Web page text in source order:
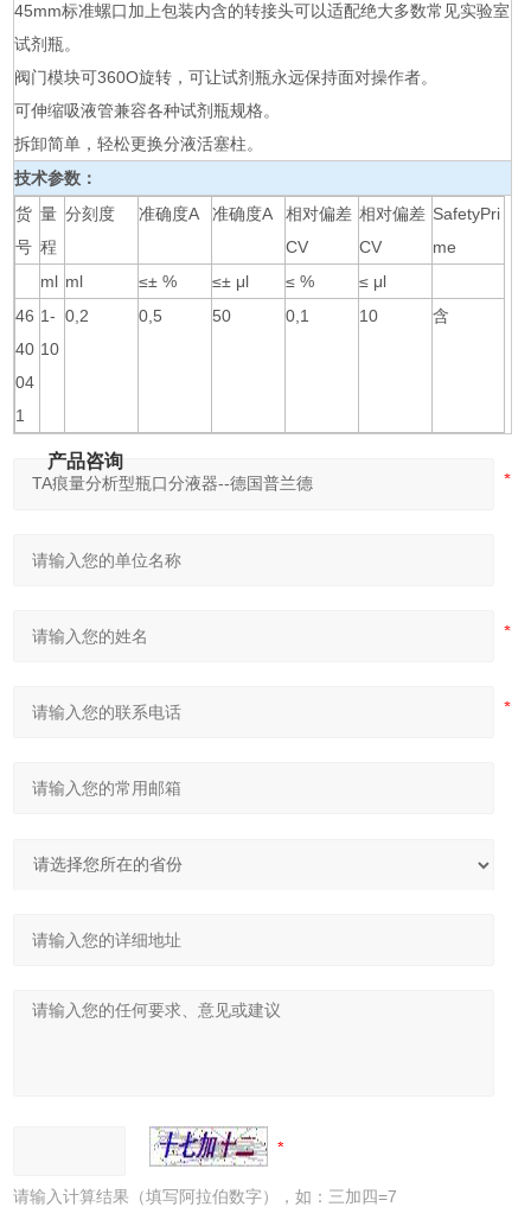
45mm标准螺口加上包装内含的转接头可以适配绝大多数常见实验室
试剂瓶。
阀门模块可360O旋转，可让试剂瓶永远保持面对操作者。
可伸缩吸液管兼容各种试剂瓶规格。
拆卸简单，轻松更换分液活塞柱。
技术参数：
货
号
量
程
分刻度 准确度A 准确度A
相对偏差
CV
相对偏差
CV
SafetyPri
me
ml ml ≤± % ≤± μl ≤ %
≤ μl
46
40
04
1
1-
10
0,2 0,5 50 0,1 10 含
产品咨询
请输入计算结果（填写阿拉伯数字），如：三加四=7